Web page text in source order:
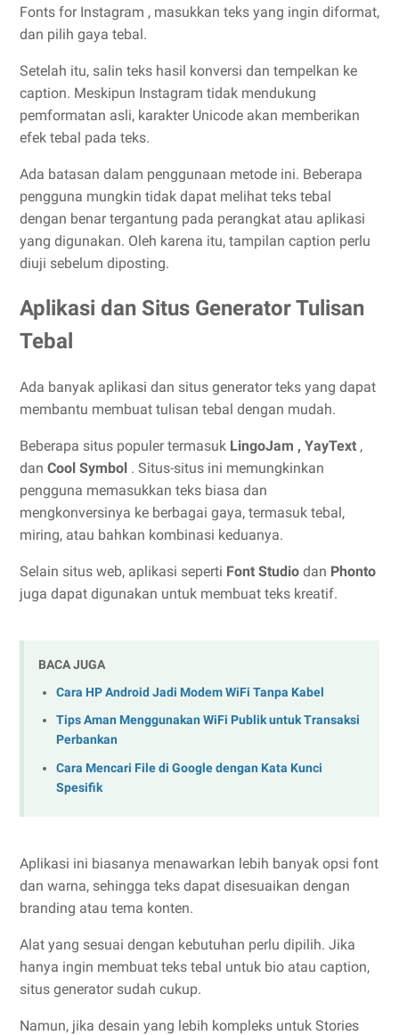
Fonts for Instagram , masukkan teks yang ingin diformat,
dan pilih gaya tebal.
Setelah itu, salin teks hasil konversi dan tempelkan ke
caption. Meskipun Instagram tidak mendukung
pemformatan asli, karakter Unicode akan memberikan
efek tebal pada teks.
Ada batasan dalam penggunaan metode ini. Beberapa
pengguna mungkin tidak dapat melihat teks tebal
dengan benar tergantung pada perangkat atau aplikasi
yang digunakan. Oleh karena itu, tampilan caption perlu
diuji sebelum diposting.
Aplikasi dan Situs Generator Tulisan
Tebal
Ada banyak aplikasi dan situs generator teks yang dapat
membantu membuat tulisan tebal dengan mudah.
Beberapa situs populer termasuk LingoJam , YayText ,
dan Cool Symbol . Situs-situs ini memungkinkan
pengguna memasukkan teks biasa dan
mengkonversinya ke berbagai gaya, termasuk tebal,
miring, atau bahkan kombinasi keduanya.
Selain situs web, aplikasi seperti Font Studio dan Phonto
juga dapat digunakan untuk membuat teks kreatif.
BACA JUGA
Cara HP Android Jadi Modem WiFi Tanpa Kabel
Tips Aman Menggunakan WiFi Publik untuk Transaksi
Perbankan
Cara Mencari File di Google dengan Kata Kunci
Spesifik
Aplikasi ini biasanya menawarkan lebih banyak opsi font
dan warna, sehingga teks dapat disesuaikan dengan
branding atau tema konten.
Alat yang sesuai dengan kebutuhan perlu dipilih. Jika
hanya ingin membuat teks tebal untuk bio atau caption,
situs generator sudah cukup.
Namun, jika desain yang lebih kompleks untuk Stories